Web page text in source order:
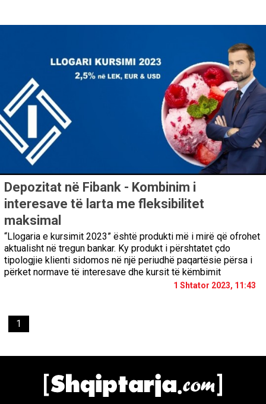
Depozitat në Fibank - Kombinim i
interesave të larta me fleksibilitet
maksimal
“Llogaria e kursimit 2023” është produkti më i mirë që ofrohet
aktualisht në tregun bankar. Ky produkt i përshtatet çdo
tipologjie klienti sidomos në një periudhë paqartësie përsa i
përket normave të interesave dhe kursit të këmbimit
1 Shtator 2023, 11:43
1